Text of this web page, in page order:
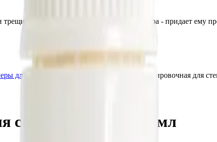
после удаления излишков полимера - придает ему
для ремонта стекол
Delta kits Паста полировочная для
стекла Pit Polish, 28 мл